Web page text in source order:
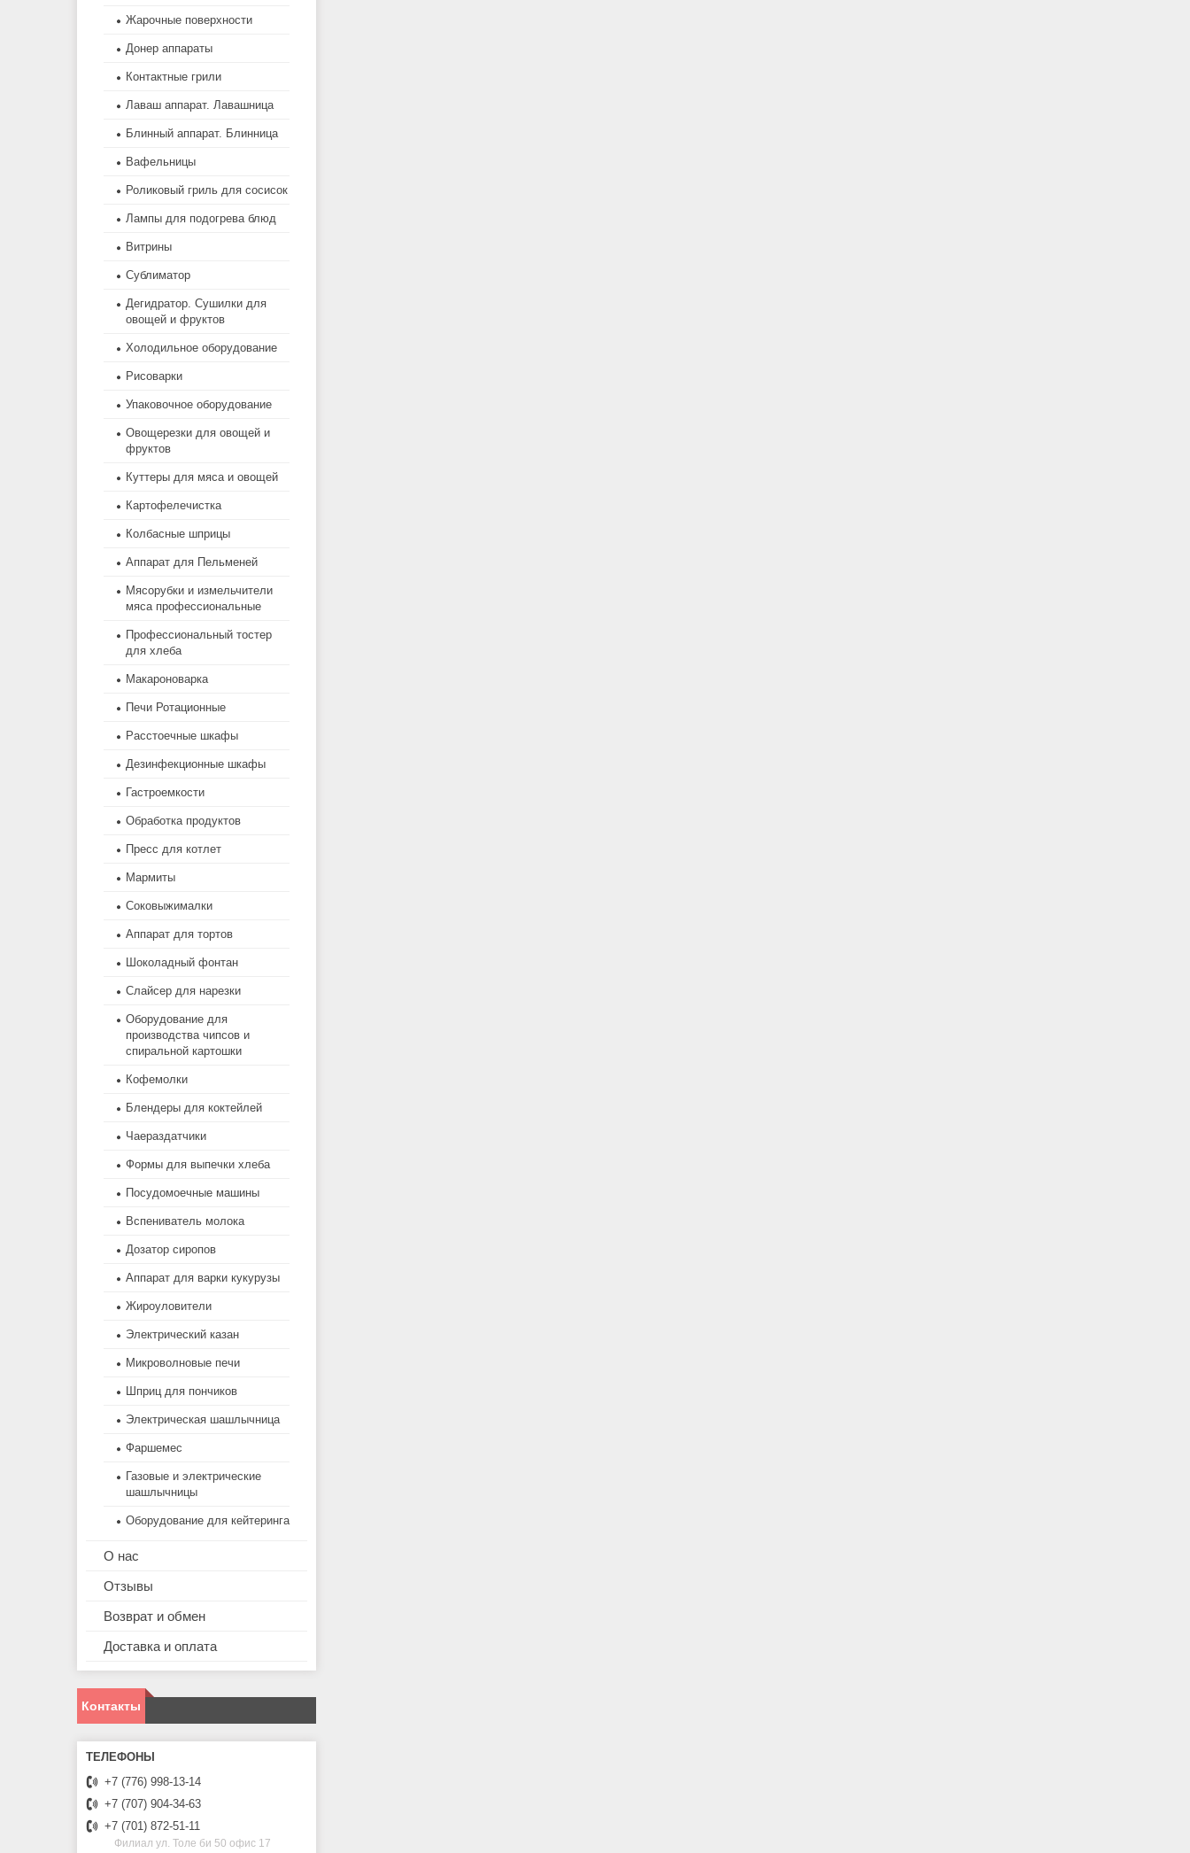
Жарочные поверхности
Донер аппараты
Контактные грили
Лаваш аппарат. Лавашница
Блинный аппарат. Блинница
Вафельницы
Роликовый гриль для сосисок
Лампы для подогрева блюд
Витрины
Сублиматор
Дегидратор. Сушилки для
овощей и фруктов
Холодильное оборудование
Рисоварки
Упаковочное оборудование
Овощерезки для овощей и
фруктов
Куттеры для мяса и овощей
Картофелечистка
Колбасные шприцы
Аппарат для Пельменей
Мясорубки и измельчители
мяса профессиональные
Профессиональный тостер
для хлеба
Макароноварка
Печи Ротационные
Расстоечные шкафы
Дезинфекционные шкафы
Гастроемкости
Обработка продуктов
Пресс для котлет
Мармиты
Соковыжималки
Аппарат для тортов
Шоколадный фонтан
Слайсер для нарезки
Оборудование для
производства чипсов и
спиральной картошки
Кофемолки
Блендеры для коктейлей
Чаераздатчики
Формы для выпечки хлеба
Посудомоечные машины
Вспениватель молока
Дозатор сиропов
Аппарат для варки кукурузы
Жироуловители
Электрический казан
Микроволновые печи
Шприц для пончиков
Электрическая шашлычница
Фаршемес
Газовые и электрические
шашлычницы
Оборудование для кейтеринга
О нас
Отзывы
Возврат и обмен
Доставка и оплата
Контакты
+7 (776) 998-13-14
+7 (707) 904-34-63
+7 (701) 872-51-11
Филиал ул. Толе би 50 офис 17